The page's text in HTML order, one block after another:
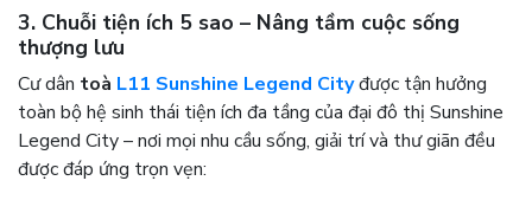
3. Chuỗi tiện ích 5 sao – Nâng tầm cuộc sống
thượng lưu
Cư dân toà L11 Sunshine Legend Cityđược tận hưởng
toàn bộ hệ sinh thái tiện ích đa tầng của đại đô thị Sunshine
Legend City – nơi mọi nhu cầu sống, giải trí và thư giãn đều
được đáp ứng trọn vẹn: